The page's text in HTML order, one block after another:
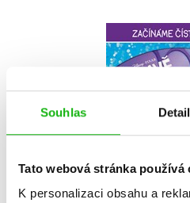
Souhlas
Tato webová stránka používá
K personalizaci obsahu a
V hlavě –
Do